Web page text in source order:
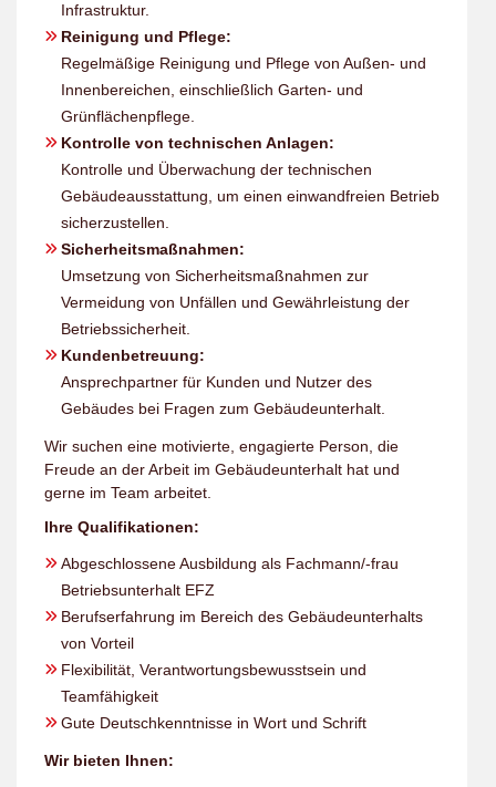
Infrastruktur.
Reinigung und Pflege:
Regelmäßige Reinigung und Pflege von Außen- und
Innenbereichen, einschließlich Garten- und
Grünflächenpflege.
Kontrolle von technischen Anlagen:
Kontrolle und Überwachung der technischen
Gebäudeausstattung, um einen einwandfreien Betrieb
sicherzustellen.
Sicherheitsmaßnahmen:
Umsetzung von Sicherheitsmaßnahmen zur
Vermeidung von Unfällen und Gewährleistung der
Betriebssicherheit.
Kundenbetreuung:
Ansprechpartner für Kunden und Nutzer des
Gebäudes bei Fragen zum Gebäudeunterhalt.
Wir suchen eine motivierte, engagierte Person, die
Freude an der Arbeit im Gebäudeunterhalt hat und
gerne im Team arbeitet.
Ihre Qualifikationen:
Abgeschlossene Ausbildung als Fachmann/-frau
Betriebsunterhalt EFZ
Berufserfahrung im Bereich des Gebäudeunterhalts
von Vorteil
Flexibilität, Verantwortungsbewusstsein und
Teamfähigkeit
Gute Deutschkenntnisse in Wort und Schrift
Wir bieten Ihnen: